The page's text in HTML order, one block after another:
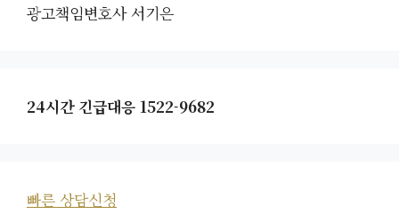
광고책임변호사 서기은
24시간 긴급대응 1522-9682
빠른 상담신청